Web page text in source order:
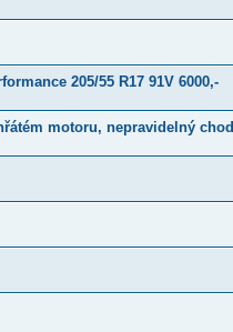
205/55 R17 91V 6000,-
motoru, nepravidelný chod